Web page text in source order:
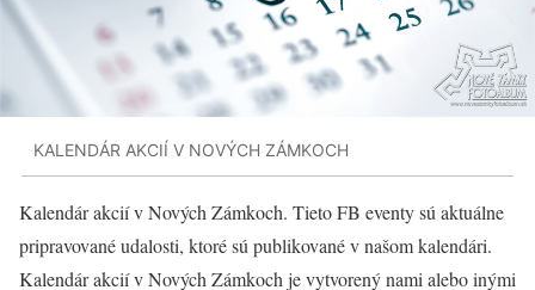
KALENDÁR AKCIÍ V NOVÝCH ZÁMKOCH
Kalendár akcií v Nových Zámkoch. Tieto FB eventy sú aktuálne
pripravované udalosti, ktoré sú publikované v našom kalendári.
Kalendár akcií v Nových Zámkoch je vytvorený nami alebo inými